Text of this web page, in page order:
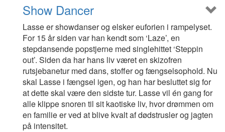
Show Dancer
Lasse er showdanser og elsker euforien i rampelyset.
For 15 år siden var han kendt som ‘Laze’, en
stepdansende popstjerne med singlehittet ‘Steppin
out’. Siden da har hans liv været en skizofren
rutsjebanetur med dans, stoffer og fængselsophold. Nu
skal Lasse i fængsel igen, og han har besluttet sig for
at dette skal være den sidste tur. Lasse vil én gang for
alle klippe snoren til sit kaotiske liv, hvor drømmen om
en familie er ved at blive kvalt af dødstrusler og jagten
på intensitet.